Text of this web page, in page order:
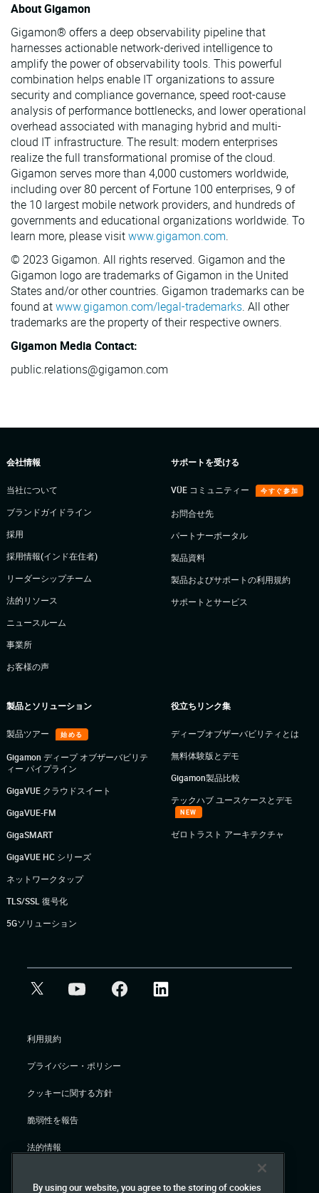
About Gigamon
Gigamon® offers a deep observability pipeline that
harnesses actionable network-derived intelligence to
amplify the power of observability tools. This powerful
combination helps enable IT organizations to assure
security and compliance governance, speed root-cause
analysis of performance bottlenecks, and lower operational
overhead associated with managing hybrid and multi-
cloud IT infrastructure. The result: modern enterprises
realize the full transformational promise of the cloud.
Gigamon serves more than 4,000 customers worldwide,
including over 80 percent of Fortune 100 enterprises, 9 of
the 10 largest mobile network providers, and hundreds of
governments and educational organizations worldwide. To
learn more, please visitwww.gigamon.com.
© 2023 Gigamon. All rights reserved. Gigamon and the
Gigamon logo are trademarks of Gigamon in the United
States and/or other countries. Gigamon trademarks can be
found atwww.gigamon.com/legal-trademarks. All other
trademarks are the property of their respective owners.
Gigamon Media Contact:
public.relations@gigamon.com
会社情報
当社について
ブランドガイドライン
採用
採用情報(インド在住者)
リーダーシップチーム
法的リソース
ニュースルーム
事業所
お客様の声
サポートを受ける
VÜE コミュニティー 今すぐ参加
お問合せ先
パートナーポータル
製品資料
製品およびサポートの利用規約
サポートとサービス
製品とソリューション
製品ツアー 始める
Gigamon ディープ オブザーバビリテ
ィー パイプライン
GigaVUE クラウドスイート
GigaVUE-FM
GigaSMART
GigaVUE HC シリーズ
ネットワークタップ
TLS/SSL 復号化
5Gソリューション
役立ちリンク集
ディープオブザーバビリティとは
無料体験版とデモ
Gigamon製品比較
テックハブ ユースケースとデモ
NEW
ゼロトラスト アーキテクチャ
利用規約
プライバシー・ポリシー
クッキーに関する方針
脆弱性を報告
法的情報
By using our website, you agree to the storing of cookies